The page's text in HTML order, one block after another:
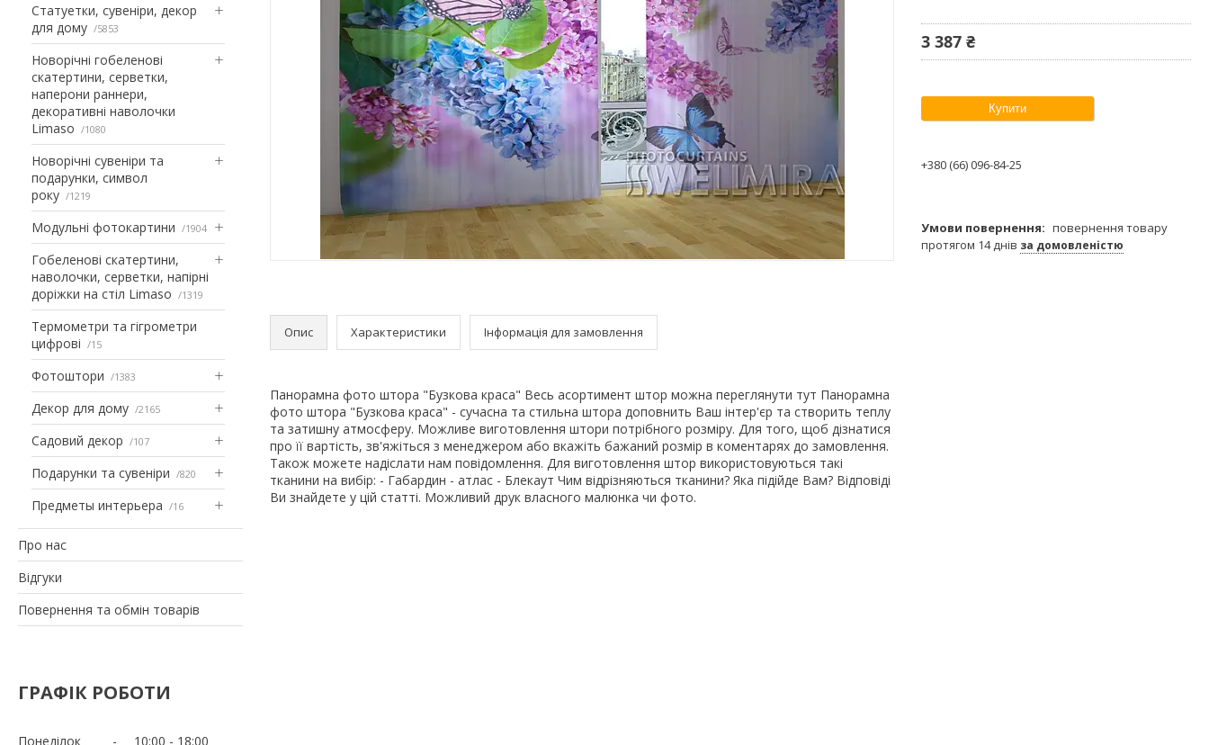
Статуетки, сувеніри, декор
для дому
5853
Новорічні гобеленові
скатертини, серветки,
наперони раннери,
декоративні наволочки
Limaso
1080
Новорічні сувеніри та
подарунки, символ
року
1219
Модульні фотокартини 1904
Гобеленові скатертини,
наволочки, серветки, напірні
доріжки на стіл Limaso
1319
Термометри та гігрометри
цифрові
15
Фотоштори 1383
Декор для дому 2165
Садовий декор 107
Подарунки та сувеніри 820
Предметы интерьера 16
Про нас
Відгуки
Повернення та обмін товарів
ГРАФІК РОБОТИ
Понеділок 10:00 18:00
Опис Характеристики Інформація для замовлення
Панорамна фото штора "Бузкова краса" Весь асортимент штор можна переглянути тут Панорамна
фото штора "Бузкова краса" - сучасна та стильна штора доповнить Ваш інтер'єр та створить теплу
та затишну атмосферу. Можливе виготовлення штори потрібного розміру. Для того, щоб дізнатися
про її вартість, зв'яжіться з менеджером або вкажіть бажаний розмір в коментарях до замовлення.
Також можете надіслати нам повідомлення. Для виготовлення штор використовуються такі
тканини на вибір: - Габардин - атлас - Блекаут Чим відрізняються тканини? Яка підійде Вам? Відповіді
Ви знайдете у цій статті. Можливий друк власного малюнка чи фото.
3 387 ₴
Купити
+380 (66) 096-84-25
повернення товару
протягом 14 днів за домовленістю